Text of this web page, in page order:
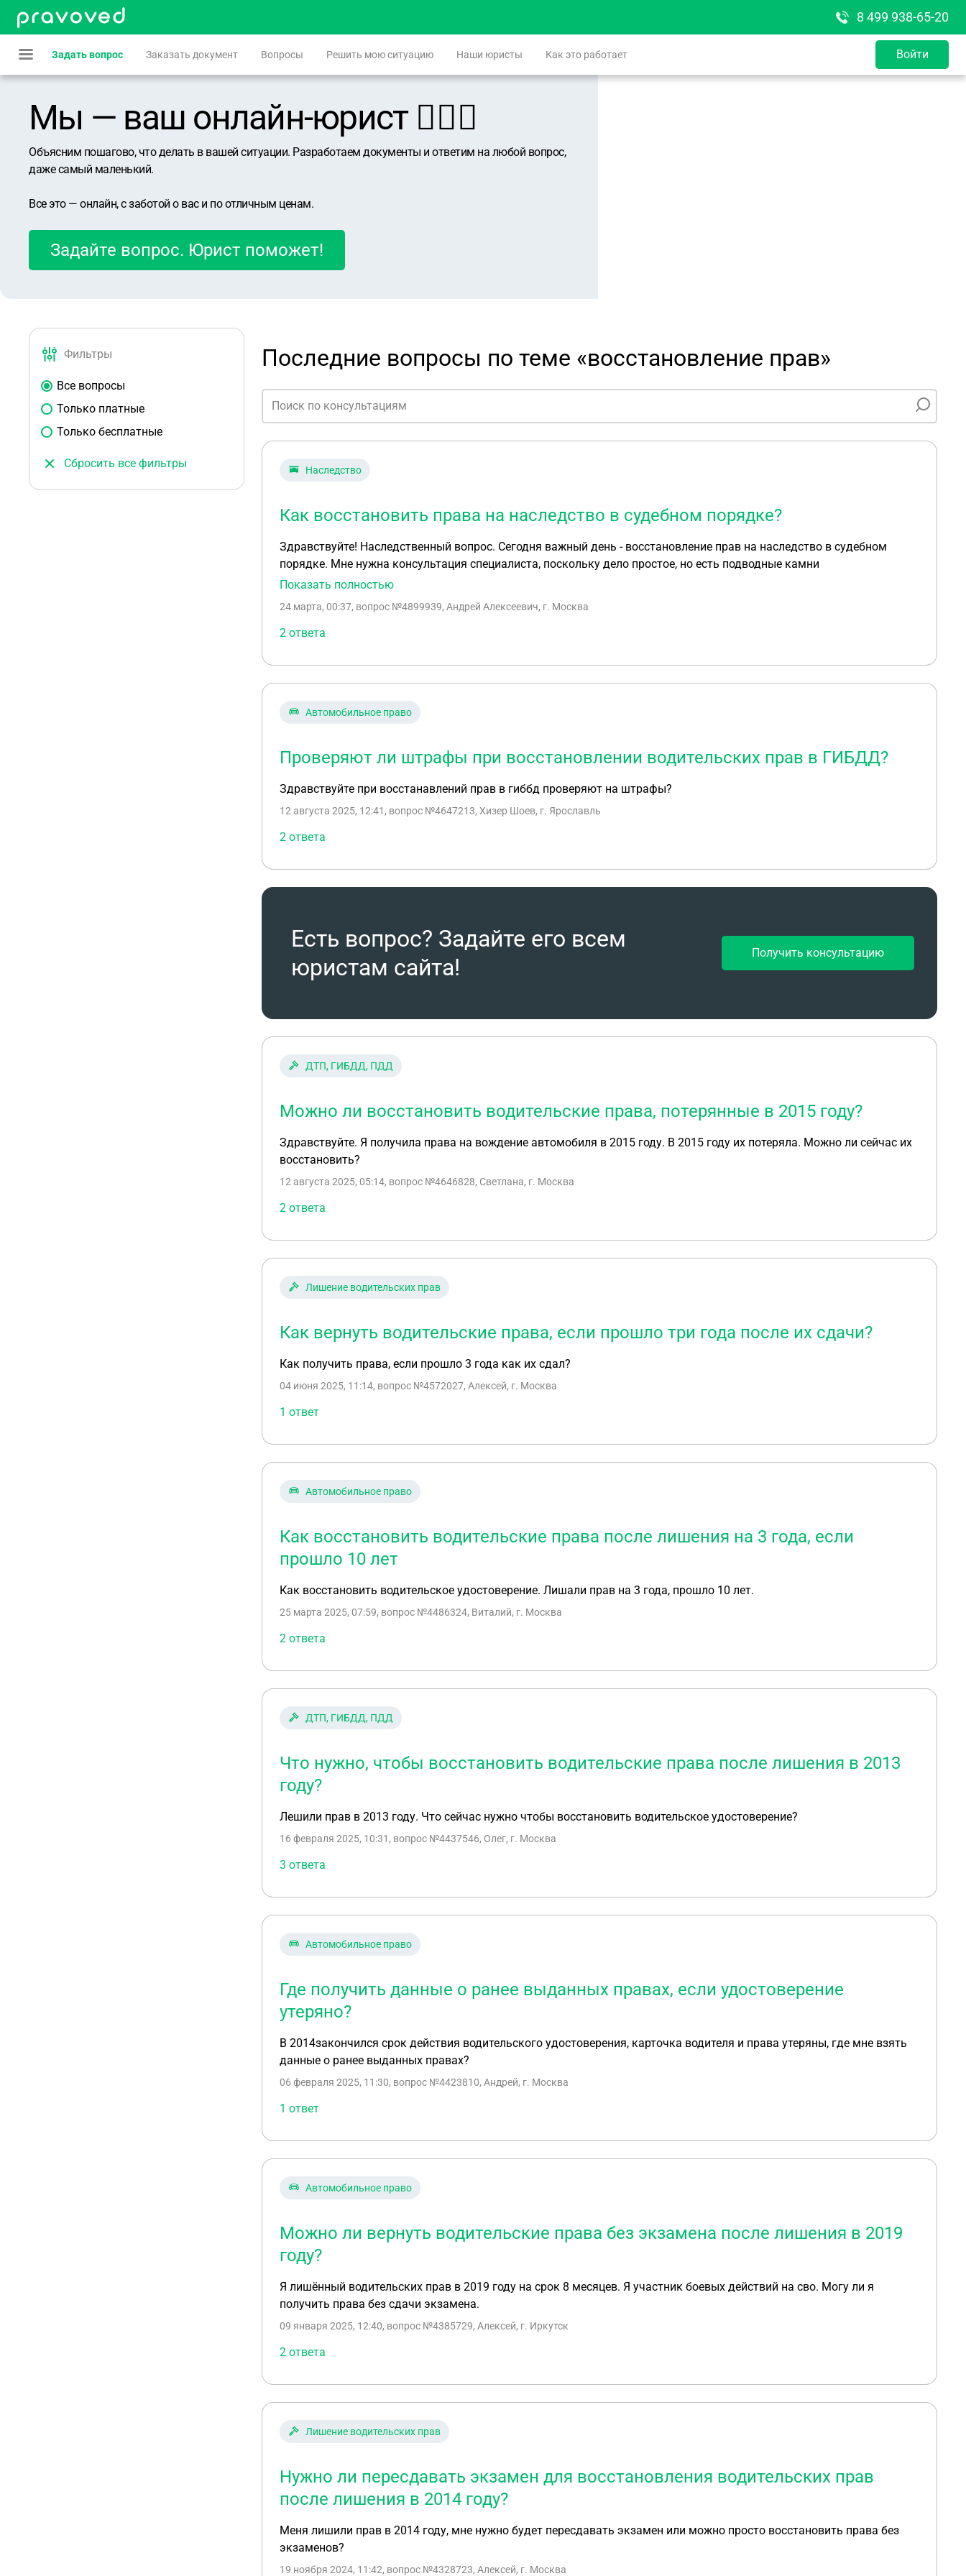
8 499 938-65-20
Задать вопрос Заказать документ Вопросы Решить мою ситуацию Наши юристы Как это работает Войти
Мы — ваш онлайн-юрист 👨🏻‍⚖️
Объясним пошагово, что делать в вашей ситуации. Разработаем документы и ответим на любой вопрос,
даже самый маленький.
Все это — онлайн, с заботой о вас и по отличным ценам.
Задайте вопрос. Юрист поможет!
Фильтры
Все вопросы
Только платные
Только бесплатные
Сбросить все фильтры
Последние вопросы по теме «восстановление прав»
Наследство
Как восстановить права на наследство в судебном порядке?
Здравствуйте! Наследственный вопрос. Сегодня важный день - восстановление прав на наследство в судебном
порядке. Мне нужна консультация специалиста, поскольку дело простое, но есть подводные камни
Показать полностью
24 марта, 00:37, вопрос №4899939, Андрей Алексеевич, г. Москва
2 ответа
Автомобильное право
Проверяют ли штрафы при восстановлении водительских прав в ГИБДД?
Здравствуйте при восстанавлений прав в гиббд проверяют на штрафы?
12 августа 2025, 12:41 , вопрос №4647213, Хизер Шоев, г. Ярославль
2 ответа
Есть вопрос? Задайте его всем
юристам сайта!
Получить консультацию
ДТП, ГИБДД, ПДД
Можно ли восстановить водительские права, потерянные в 2015 году?
Здравствуйте. Я получила права на вождение автомобиля в 2015 году. В 2015 году их потеряла. Можно ли сейчас их
восстановить?
12 августа 2025, 05:14, вопрос №4646828, Светлана, г. Москва
2 ответа
Лишение водительских прав
Как вернуть водительские права, если прошло три года после их сдачи?
Как получить права, если прошло 3 года как их сдал?
04 июня 2025, 11:14, вопрос №4572027, Алексей, г. Москва
1 ответ
Автомобильное право
Как восстановить водительские права после лишения на 3 года, если
прошло 10 лет
Как восстановить водительское удостоверение. Лишали прав на 3 года, прошло 10 лет.
25 марта 2025, 07:59, вопрос №4486324, Виталий, г. Москва
2 ответа
ДТП, ГИБДД, ПДД
Что нужно, чтобы восстановить водительские права после лишения в 2013
году?
Лешили прав в 2013 году. Что сейчас нужно чтобы восстановить водительское удостоверение?
16 февраля 2025, 10:31 , вопрос №4437546, Олег, г. Москва
3 ответа
Автомобильное право
Где получить данные о ранее выданных правах, если удостоверение
утеряно?
В 2014закончился срок действия водительского удостоверения, карточка водителя и права утеряны, где мне взять
данные о ранее выданных правах?
06 февраля 2025, 11:30, вопрос №4423810, Андрей, г. Москва
1 ответ
Автомобильное право
Можно ли вернуть водительские права без экзамена после лишения в 2019
году?
Я лишённый водительских прав в 2019 году на срок 8 месяцев. Я участник боевых действий на сво. Могу ли я
получить права без сдачи экзамена.
09 января 2025, 12:40, вопрос №4385729, Алексей, г. Иркутск
2 ответа
Лишение водительских прав
Нужно ли пересдавать экзамен для восстановления водительских прав
после лишения в 2014 году?
Меня лишили прав в 2014 году, мне нужно будет пересдавать экзамен или можно просто восстановить права без
экзаменов?
19 ноября 2024, 11:42, вопрос №4328723, Алексей, г. Москва